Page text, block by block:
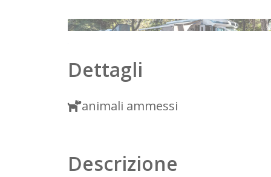
12
Dettagli
animali ammessi
Descrizione